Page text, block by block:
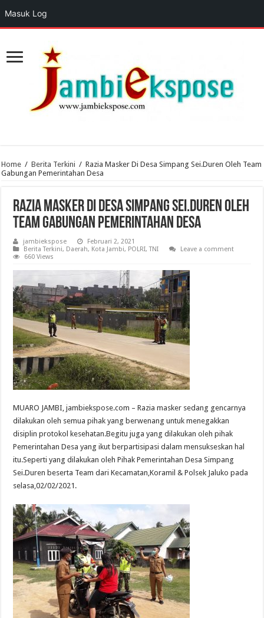
Home / Berita Terkini / Razia Masker Di Desa Simpang Sei.Duren Oleh Team
Gabungan Pemerintahan Desa
Razia Masker Di Desa Simpang Sei.Duren Oleh
Team Gabungan Pemerintahan Desa
jambiekspose
Februari 2, 2021
Berita Terkini, Daerah, Kota Jambi, POLRI,TNI
Leave a comment
660 Views
MUARO JAMBI, jambiekspose.com – Razia masker sedang gencarnya
dilakukan oleh semua pihak yang berwenang untuk menegakkan
disiplin protokol kesehatan.Begitu juga yang dilakukan oleh pihak
Pemerintahan Desa yang ikut berpartisipasi dalam mensukseskan hal
itu.Seperti yang dilakukan oleh Pihak Pemerintahan Desa Simpang
Sei.Duren beserta Team dari Kecamatan,Koramil & Polsek Jaluko pada
selasa,02/02/2021.
Masuk Log